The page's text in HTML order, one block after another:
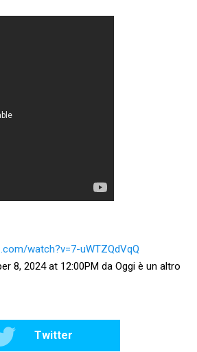
watch?v=7-uWTZQdVqQ
8, 2024 at 12:00PM da Oggi è un altro
Twitter